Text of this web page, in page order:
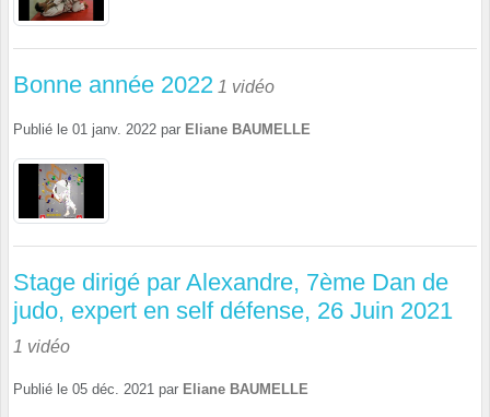
Bonne année 2022 1 vidéo
Publié le 01 janv. 2022 par Eliane BAUMELLE
Stage dirigé par Alexandre, 7ème Dan de
judo, expert en self défense, 26 Juin 2021
1 vidéo
Publié le 05 déc. 2021 par Eliane BAUMELLE